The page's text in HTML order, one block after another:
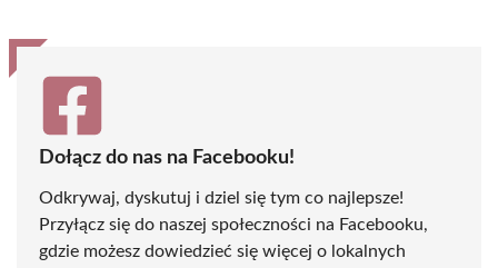
Dołącz do nas na Facebooku!
Odkrywaj, dyskutuj i dziel się tym co najlepsze!
Przyłącz się do naszej społeczności na Facebooku,
gdzie możesz dowiedzieć się więcej o lokalnych